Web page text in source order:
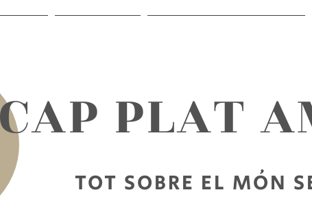
PLAT
TOT SOBRE EL MÓN